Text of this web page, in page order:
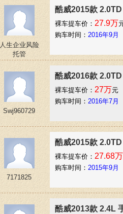
人生企业风险
托管
酷威2015款
裸车提车价： 27.9万
购车时间： 2016年9月
Swj960729
酷威2016款
裸车提车价： 27万元
购车时间： 2016年7月
7171825
酷威2015款
裸车提车价： 27.68万
购车时间： 2015年9月
酷威2013款 2.4L